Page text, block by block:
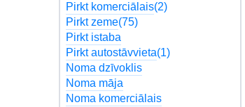
Pirkt komerciālais(2)
Pirkt zeme(75)
Pirkt istaba
Pirkt autostāvvieta(1)
Noma dzīvoklis
Noma māja
Noma komerciālais